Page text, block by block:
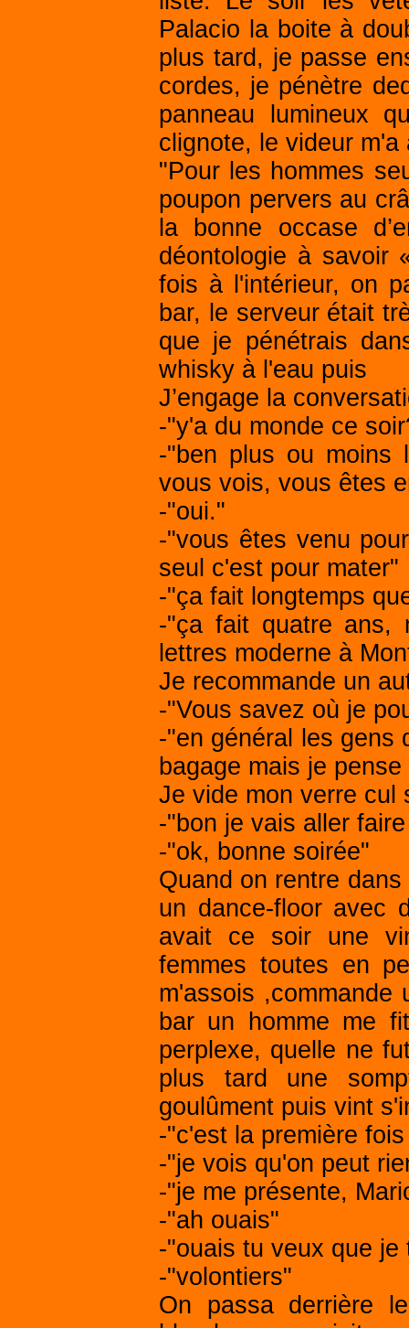
Palacio la boite à
plus tard, je passe
cordes, je pénètre
panneau lumineux
clignote, le videur
"Pour les hommes
poupon pervers au
la bonne occase
déontologie à savoir
fois à l'intérieur, on
bar, le serveur était
que je pénétrais
whisky à l'eau puis
J’engage la
-"y'a du monde ce
-"ben plus ou moins
vous vois, vous êtes
-"oui."
-"vous êtes venu
seul c'est pour mater"
-"ça fait longtemps
-"ça fait quatre ans,
lettres moderne à
Je recommande un
-"Vous savez où je
-"en général les gens
bagage mais je
Je vide mon verre cul
-"bon je vais aller
-"ok, bonne soirée"
Quand on rentre
un dance-floor avec
avait ce soir une
femmes toutes en
m'assois ,commande
bar un homme me
perplexe, quelle ne
plus tard une
goulûment puis vint
-"c'est la première
-"je vois qu'on peut
-"je me présente,
-"ah ouais"
-"ouais tu veux que
-"volontiers"
On passa derrière